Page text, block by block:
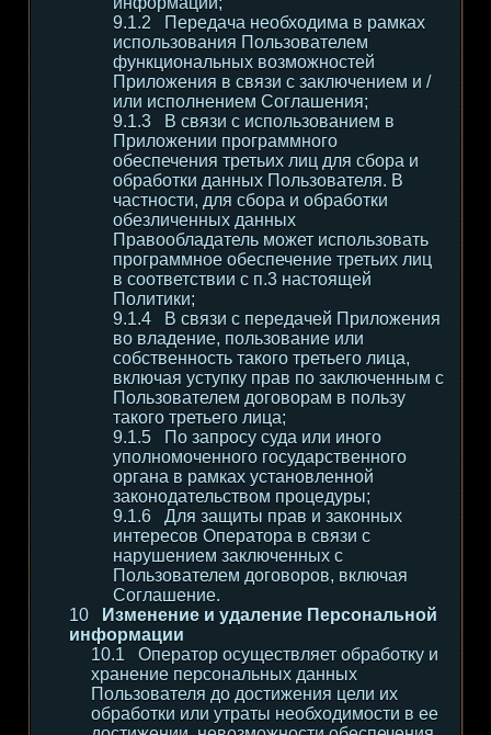
Передача необходима в рамках
использования Пользователем
функциональных возможностей
Приложения в связи с заключением и /
или исполнением Соглашения;
В связи с использованием в
Приложении программного
обеспечения третьих лиц для сбора и
обработки данных Пользователя. В
частности, для сбора и обработки
обезличенных данных
Правообладатель может использовать
программное обеспечение третьих лиц
в соответствии с п.3 настоящей
Политики;
В связи с передачей Приложения
во владение, пользование или
собственность такого третьего лица,
включая уступку прав по заключенным с
Пользователем договорам в пользу
такого третьего лица;
По запросу суда или иного
уполномоченного государственного
органа в рамках установленной
законодательством процедуры;
Для защиты прав и законных
интересов Оператора в связи с
нарушением заключенных с
Пользователем договоров, включая
Соглашение.
Изменение и удаление Персональной
информации
Оператор осуществляет обработку и
хранение персональных данных
Пользователя до достижения цели их
обработки или утраты необходимости в ее